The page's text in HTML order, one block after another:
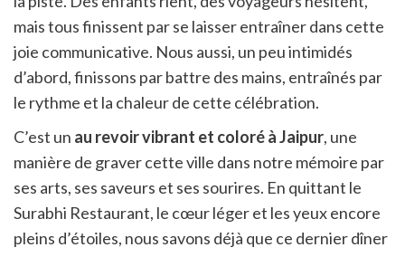
mais tous finissent par se laisser entraîner dans cette
joie communicative. Nous aussi, un peu intimidés
d’abord, finissons par battre des mains, entraînés par
le rythme et la chaleur de cette célébration.
C’est un au revoir vibrant et coloré à Jaipur, une
manière de graver cette ville dans notre mémoire par
ses arts, ses saveurs et ses sourires. En quittant le
Surabhi Restaurant, le cœur léger et les yeux encore
pleins d’étoiles, nous savons déjà que ce dernier dîner